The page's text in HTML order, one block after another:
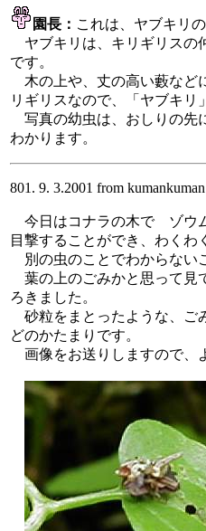
園長： これは、ヤブキリ
ヤブキリは、キリギリスの
です。
木の上や、丈の高い藪など
リギリスなので、「ヤブキリ
写真の幼虫は、おしりの先
わかります。
801. 9. 3.2001 from
今日はコナラの木で ゾウ
目撃することができ、わくわ
別の虫のことでわからない
葉の上のごみかと思って見
ろきました。
砂粒をまとったような、ご
どのかたまりです。
画像をお送りしますので、